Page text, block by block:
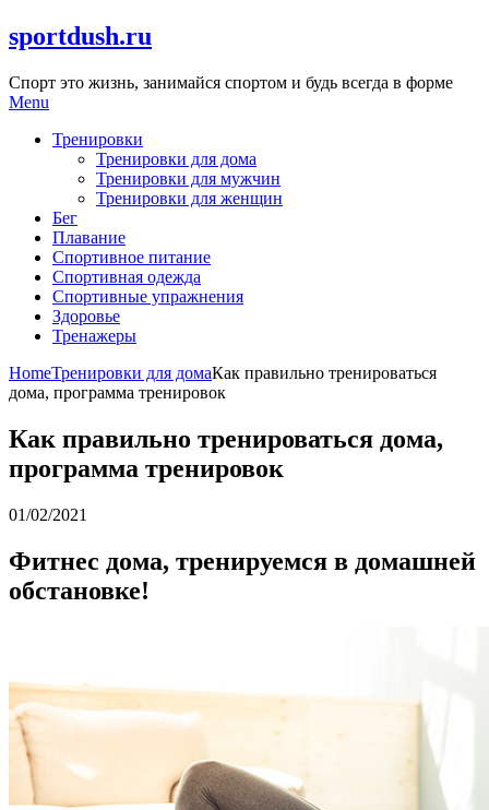
Skip
to
sportdush.ru
Спорт это жизнь, занимайся спортом и будь всегда в форме
Menu
Тренировки
Тренировки для дома
Тренировки для мужчин
Тренировки для женщин
Бег
Плавание
Спортивное питание
Спортивная одежда
Спортивные упражнения
Здоровье
Тренажеры
HomeТренировки для домаКак правильно тренироваться
дома, программа тренировок
Как правильно тренироваться дома,
программа тренировок
01/02/2021
Фитнес дома, тренируемся в домашней
обстановке!